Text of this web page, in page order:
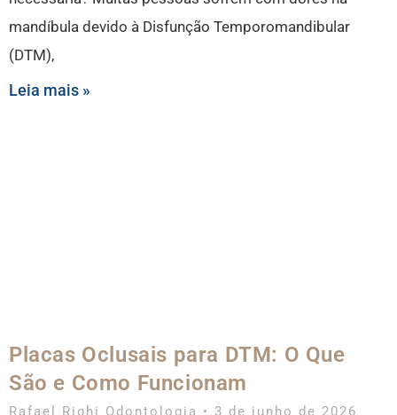
mandíbula devido à Disfunção Temporomandibular
(DTM),
Leia mais »
Placas Oclusais para DTM: O Que
São e Como Funcionam
Rafael Righi Odontologia 3 de junho de 2026